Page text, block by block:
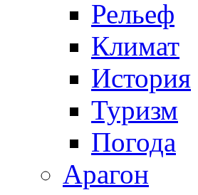
Рельеф
Климат
История
Туризм
Погода
Арагон